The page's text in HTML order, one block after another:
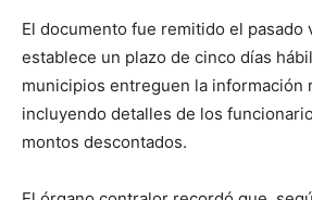
El documento fue remitido el pasado
establece un plazo de cinco días
municipios entreguen la información
incluyendo detalles de los
montos descontados.